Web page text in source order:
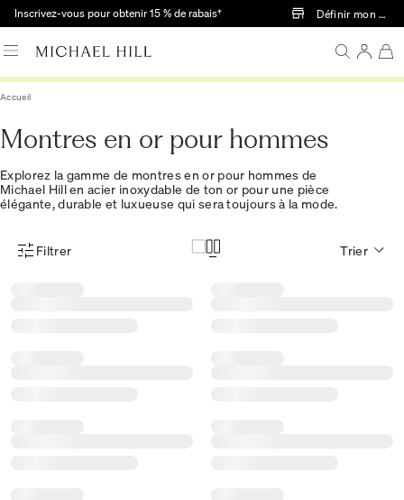
Passer au contenu principal
Inscrivez-vous pour obtenir 15 % de rabais† Définir mon
Accueil
Montres en or pour hommes
Explorez la gamme de montres en or pour hommes de
Michael Hill en acier inoxydable de ton or pour une pièce
élégante, durable et luxueuse qui sera toujours à la mode.
Menu des filtres d'articles
Filtrer Trier